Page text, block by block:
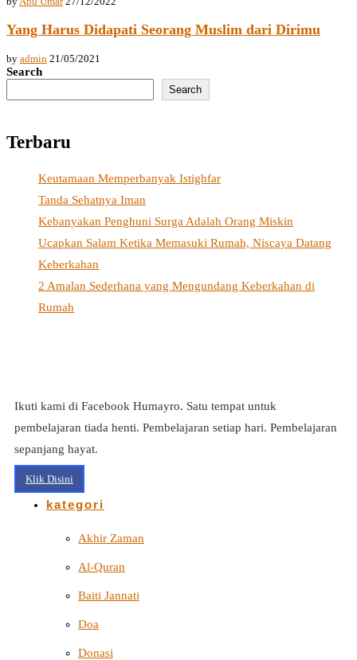
Yang Harus Didapati Seorang Muslim dari Dirimu
by admin 21/05/2021
Search
Search
Terbaru
Keutamaan Memperbanyak Istighfar
Tanda Sehatnya Iman
Kebanyakan Penghuni Surga Adalah Orang Miskin
Ucapkan Salam Ketika Memasuki Rumah, Niscaya Datang
Keberkahan
2 Amalan Sederhana yang Mengundang Keberkahan di
Rumah
Ikuti kami di Facebook Humayro. Satu tempat untuk
pembelajaran tiada henti. Pembelajaran setiap hari. Pembelajaran
sepanjang hayat.
Klik Disini
kategori
Akhir Zaman
Al-Quran
Baiti Jannati
Doa
Donasi